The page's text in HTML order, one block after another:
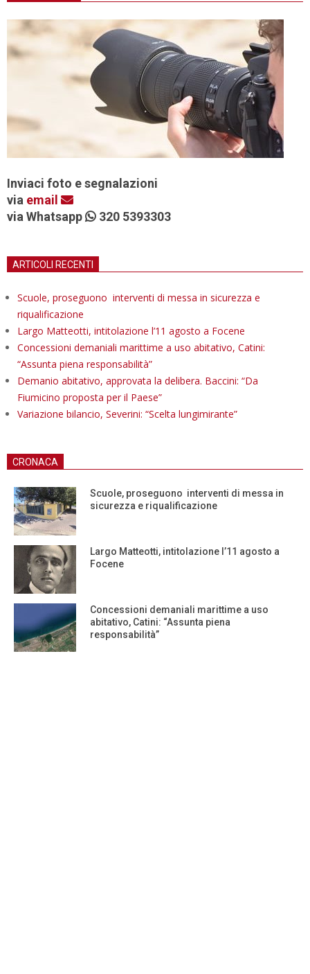
Inviaci foto e segnalazioni
via email
via Whatsapp
320 5393303
ARTICOLI RECENTI
Scuole, proseguono interventi di messa in sicurezza e
riqualificazione
Largo Matteotti, intitolazione l’11 agosto a Focene
Concessioni demaniali marittime a uso abitativo, Catini:
“Assunta piena responsabilità”
Demanio abitativo, approvata la delibera. Baccini: “Da
Fiumicino proposta per il Paese”
Variazione bilancio, Severini: “Scelta lungimirante”
CRONACA
Scuole, proseguono interventi di messa in
sicurezza e riqualificazione
Largo Matteotti, intitolazione l’11 agosto a
Focene
Concessioni demaniali marittime a uso
abitativo, Catini: “Assunta piena
responsabilità”